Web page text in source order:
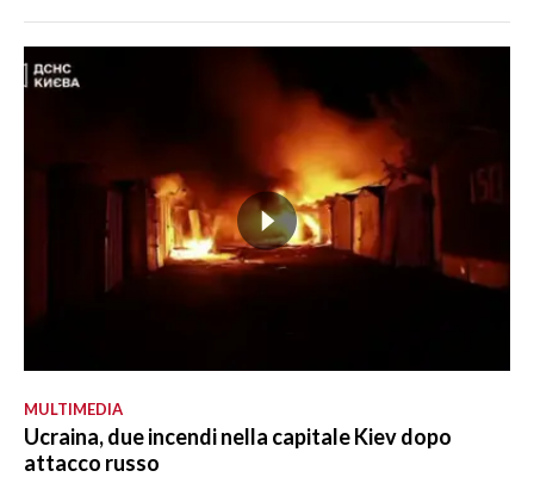
MULTIMEDIA
Ucraina, due incendi nella capitale Kiev dopo
attacco russo